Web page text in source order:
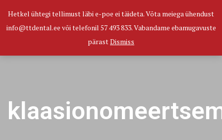
0
Hetkel ühtegi tellimust läbi e-poe ei täideta. Võta meiega ühendust
info@ttdental.ee või telefonil 57 493 833. Vabandame ebamugavuste
pärastDismiss